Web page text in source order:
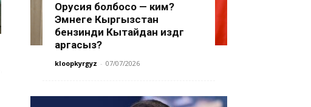
Орусия болбосо — ким?
Эмнеге Кыргызстан
бензинди Кытайдан издөөгө
аргасыз?
kloopkyrgyz - 07/07/2026